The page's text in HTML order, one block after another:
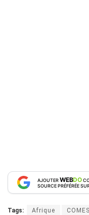
AJOUTERWEBDO
SOURCE PRÉFÉRÉE
Tags: Afrique